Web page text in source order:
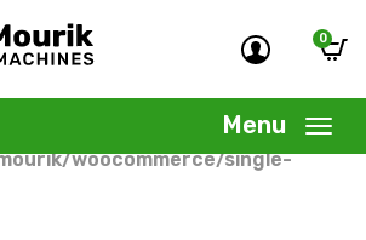
$woocommercepage in
vanmourik-
woocommerce/single-
0
Menu